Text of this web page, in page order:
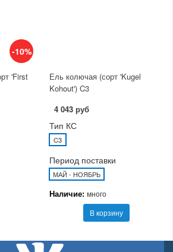
-10%
'First
Ель колючая (сорт 'Kugel
Kohout') C3
4 043 руб
Тип КС
C3
Период поставки
МАЙ - НОЯБРЬ
Наличие: много
В корзину